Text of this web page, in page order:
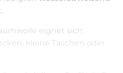
eignet sich
kleine Taschen oder